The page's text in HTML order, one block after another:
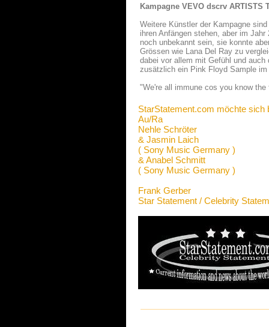
Kampagne VEVO dscrv ARTISTS
Weitere Künstler der Kampagne
ihren Anfängen stehen, aber im
noch unbekannt sein, sie konnte
Grössen wie Lana Del Ray zu
dabei vor allem mit Gefühl und
zusätzlich ein Pink Floyd Sample
"We're all immune cos you know
StarStatement.com möchte sich
Au/Ra
Nehle Schröter
& Jasmin Laich
( Sony Music Germany )
& Anabel Schmitt
( Sony Music Germany )
Frank Gerber
Star Statement / Celebrity